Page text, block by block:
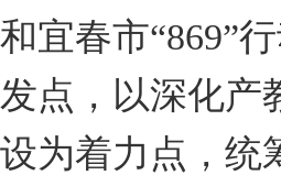
和宜春市“869”
发点，以深化产
设为着力点，统